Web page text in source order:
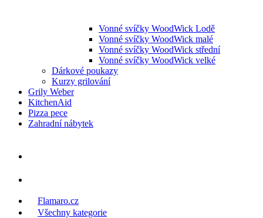
Vonné svíčky WoodWick Lodě
Vonné svíčky WoodWick malé
Vonné svíčky WoodWick střední
Vonné svíčky WoodWick velké
Dárkové poukazy
Kurzy grilování
Grily Weber
KitchenAid
Pizza pece
Zahradní nábytek
Flamaro.cz
Všechny kategorie